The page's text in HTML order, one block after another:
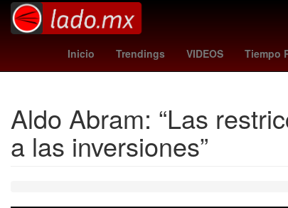
Inicio Trendings VIDEOS Tiempo
Venezolanos 26 de marzo pirma
Aldo Abram: “Las
a las inversiones”